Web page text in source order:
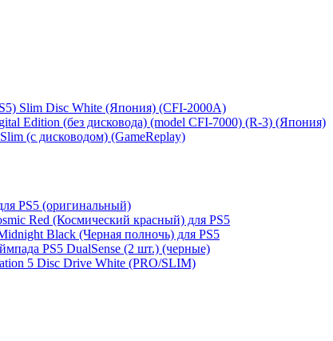
Slim Disc White (Япония) (CFI-2000A)
Edition (без дисковода) (model CFI-7000) (R-3) (Япония)
(с дисководом) (GameReplay)
PS5 (оригинальный)
Red (Космический красный) для PS5
Black (Черная полночь) для PS5
PS5 DualSense (2 шт.) (черные)
5 Disc Drive White (PRO/SLIM)